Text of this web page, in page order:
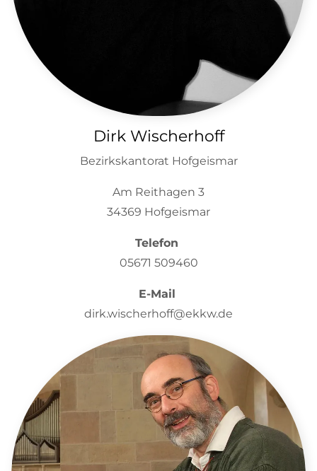
Dirk Wischerhoff
Bezirkskantorat Hofgeismar
Am Reithagen 3
34369 Hofgeismar
Telefon
05671 509460
E-Mail
dirk.wischerhoff@ekkw.de